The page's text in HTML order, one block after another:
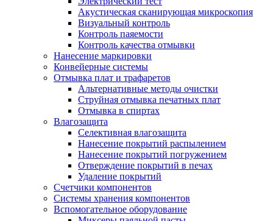
Акустическая сканирующая микроскопия
Визуальный контроль
Контроль паяемости
Контроль качества отмывки
Нанесение маркировки
Конвейерные системы
Отмывка плат и трафаретов
Альтернативные методы очистки
Струйная отмывка печатных плат
Отмывка в спиртах
Влагозащита
Селективная влагозащита
Нанесение покрытий распылением
Нанесение покрытий погружением
Отверждение покрытий в печах
Удаление покрытий
Счетчики компонентов
Системы хранения компонентов
Вспомогательное оборудование